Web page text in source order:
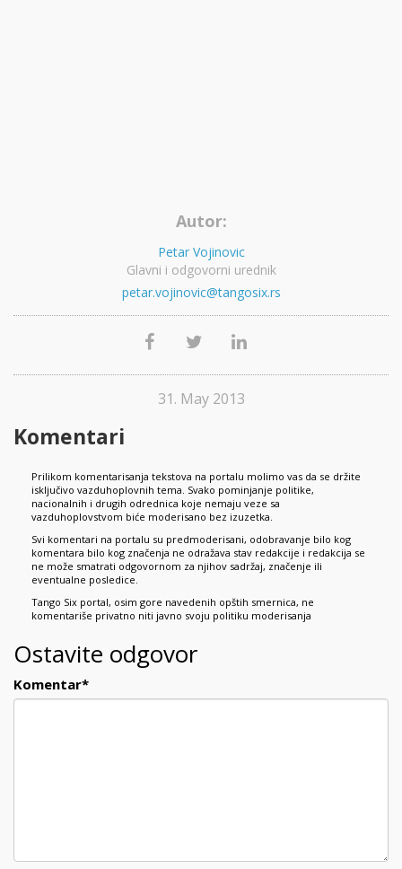
Autor:
Petar Vojinovic
Glavni i odgovorni urednik
petar.vojinovic@tangosix.rs
31. May 2013
Komentari
Prilikom komentarisanja tekstova na portalu molimo vas da se držite
isključivo vazduhoplovnih tema. Svako pominjanje politike,
nacionalnih i drugih odrednica koje nemaju veze sa
vazduhoplovstvom biće moderisano bez izuzetka.
Svi komentari na portalu su predmoderisani, odobravanje bilo kog
komentara bilo kog značenja ne odražava stav redakcije i redakcija se
ne može smatrati odgovornom za njihov sadržaj, značenje ili
eventualne posledice.
Tango Six portal, osim gore navedenih opštih smernica, ne
komentariše privatno niti javno svoju politiku moderisanja
Ostavite odgovor
Komentar*